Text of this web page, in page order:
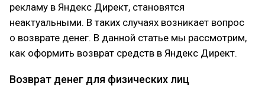
рекламу в Яндекс Директ, становятся
неактуальными. В таких случаях возникает вопрос
о возврате денег. В данной статье мы рассмотрим,
как оформить возврат средств в Яндекс Директ.
Возврат денег для физических лиц